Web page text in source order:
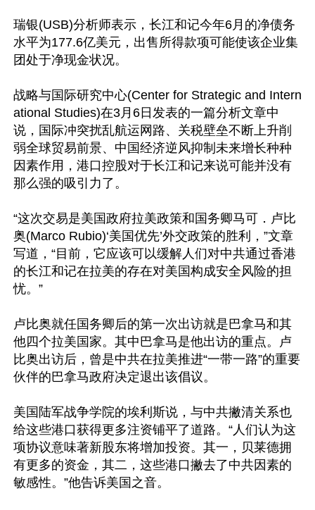
瑞银(USB)分析师表示，长江和记今年6月的净债务
水平为177.6亿美元，出售所得款项可能使该企业集
团处于净现金状况。
战略与国际研究中心(Center for Strategic and Intern
ational Studies)在3月6日发表的一篇分析文章中
说，国际冲突扰乱航运网路、关税壁垒不断上升削
弱全球贸易前景、中国经济逆风抑制未来增长种种
因素作用，港口控股对于长江和记来说可能并没有
那么强的吸引力了。
“这次交易是美国政府拉美政策和国务卿马可．卢比
奥(Marco Rubio)‘美国优先’外交政策的胜利，”文章
写道，“目前，它应该可以缓解人们对中共通过香港
的长江和记在拉美的存在对美国构成安全风险的担
忧。”
卢比奥就任国务卿后的第一次出访就是巴拿马和其
他四个拉美国家。其中巴拿马是他出访的重点。卢
比奥出访后，曾是中共在拉美推进“一带一路”的重要
伙伴的巴拿马政府决定退出该倡议。
美国陆军战争学院的埃利斯说，与中共撇清关系也
给这些港口获得更多注资铺平了道路。“人们认为这
项协议意味著新股东将增加投资。其一，贝莱德拥
有更多的资金，其二，这些港口撇去了中共因素的
敏感性。”他告诉美国之音。